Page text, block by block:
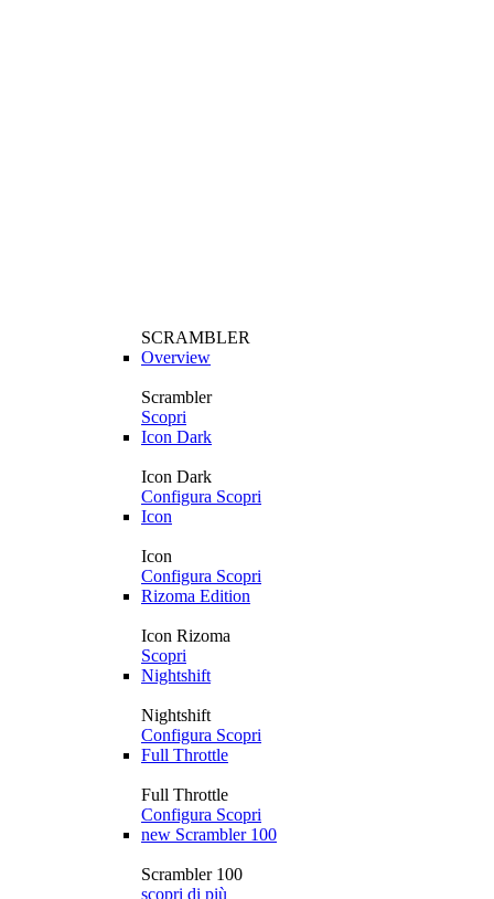
SCRAMBLER
Overview
Scrambler
Scopri
Icon Dark
Icon Dark
Configura Scopri
Icon
Icon
Configura Scopri
Rizoma Edition
Icon Rizoma
Scopri
Nightshift
Nightshift
Configura Scopri
Full Throttle
Full Throttle
Configura Scopri
new Scrambler 100
Scrambler 100
scopri di più